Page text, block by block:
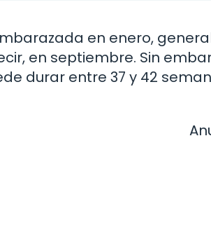
en enero,
en septiembre. Sin
durar entre 37 y 42